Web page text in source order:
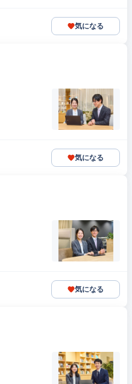
気になる
気になる
気になる